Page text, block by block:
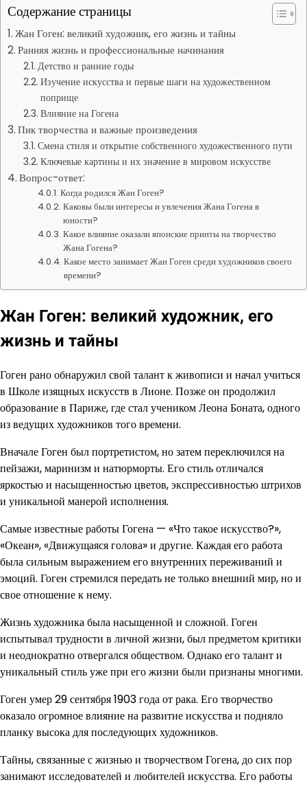
Содержание страницы
Жан Гоген: великий художник, его жизнь и тайны
Ранняя жизнь и профессиональные начинания
Детство и ранние годы
Изучение искусства и первые шаги на художественном
поприще
Влияние на Гогена
Пик творчества и важные произведения
Смена стиля и открытие собственного художественного пути
Ключевые картины и их значение в мировом искусстве
Вопрос-ответ:
Когда родился Жан Гоген?
Каковы были интересы и увлечения Жана Гогена в
юности?
Какое влияние оказали японские принты на творчество
Жана Гогена?
Какое место занимает Жан Гоген среди художников своего
времени?
Жан Гоген: великий художник, его
жизнь и тайны
Гоген рано обнаружил свой талант к живописи и начал учиться
в Школе изящных искусств в Лионе. Позже он продолжил
образование в Париже, где стал учеником Леона Боната, одного
из ведущих художников того времени.
Вначале Гоген был портретистом, но затем переключился на
пейзажи, маринизм и натюрморты. Его стиль отличался
яркостью и насыщенностью цветов, экспрессивностью штрихов
и уникальной манерой исполнения.
Самые известные работы Гогена — «Что такое искусство?»,
«Океан», «Движущаяся голова» и другие. Каждая его работа
была сильным выражением его внутренних переживаний и
эмоций. Гоген стремился передать не только внешний мир, но и
свое отношение к нему.
Жизнь художника была насыщенной и сложной. Гоген
испытывал трудности в личной жизни, был предметом критики
и неоднократно отвергался обществом. Однако его талант и
уникальный стиль уже при его жизни были признаны многими.
Гоген умер 29 сентября 1903 года от рака. Его творчество
оказало огромное влияние на развитие искусства и подняло
планку высока для последующих художников.
Тайны, связанные с жизнью и творчеством Гогена, до сих пор
занимают исследователей и любителей искусства. Его работы